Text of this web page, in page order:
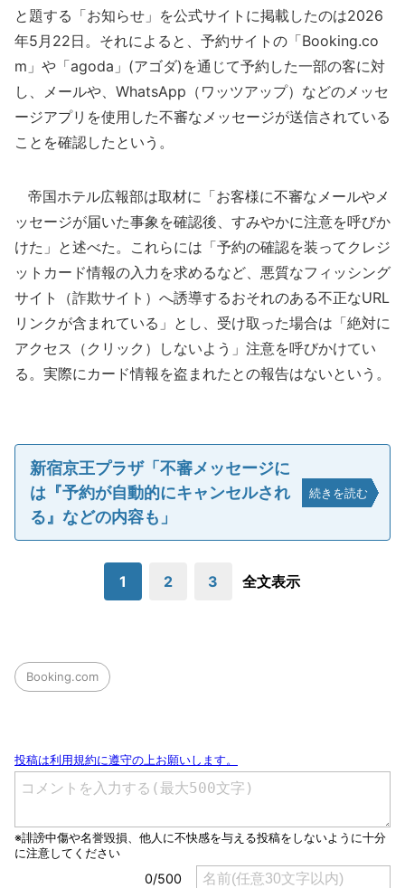
と題する「お知らせ」を公式サイトに掲載したのは2026
年5月22日。それによると、予約サイトの「Booking.co
m」や「agoda」(アゴダ)を通じて予約した一部の客に対
し、メールや、WhatsApp（ワッツアップ）などのメッセ
ージアプリを使用した不審なメッセージが送信されている
ことを確認したという。
帝国ホテル広報部は取材に「お客様に不審なメールやメ
ッセージが届いた事象を確認後、すみやかに注意を呼びか
けた」と述べた。これらには「予約の確認を装ってクレジ
ットカード情報の入力を求めるなど、悪質なフィッシング
サイト（詐欺サイト）へ誘導するおそれのある不正なURL
リンクが含まれている」とし、受け取った場合は「絶対に
アクセス（クリック）しないよう」注意を呼びかけてい
る。実際にカード情報を盗まれたとの報告はないという。
新宿京王プラザ「不審メッセージに
は『予約が自動的にキャンセルされ
る』などの内容も」
続きを読む
1 2 3 全文表示
Booking.com